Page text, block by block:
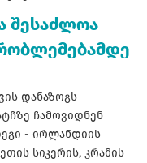
შესაძლოა
დანაზოგს
ჩამოვიდნენ
- ირლანდიის
სიკერის, კრამის